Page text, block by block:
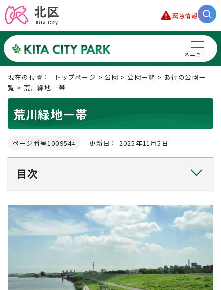
緊急情報
メニュー
現在の位置： トップページ >公園 >公園一覧 > あ行の公園一
覧 > 荒川緑地一帯
荒川緑地一帯
ページ番号1009544 更新日： 2025年11月5日
目次